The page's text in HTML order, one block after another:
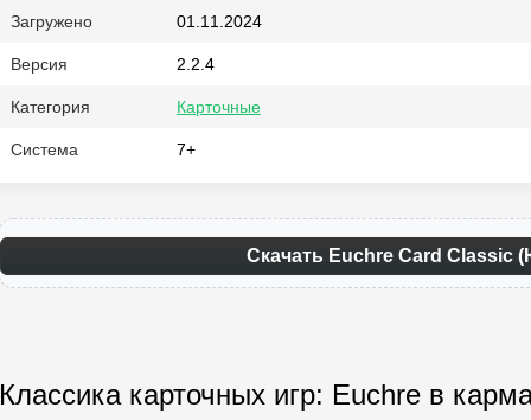
Загружено 01.11.2024
Версия 2.2.4
Категория Карточные
Система 7+
Скачать Euchre Card Classic
Классика карточных игр: Euchre в